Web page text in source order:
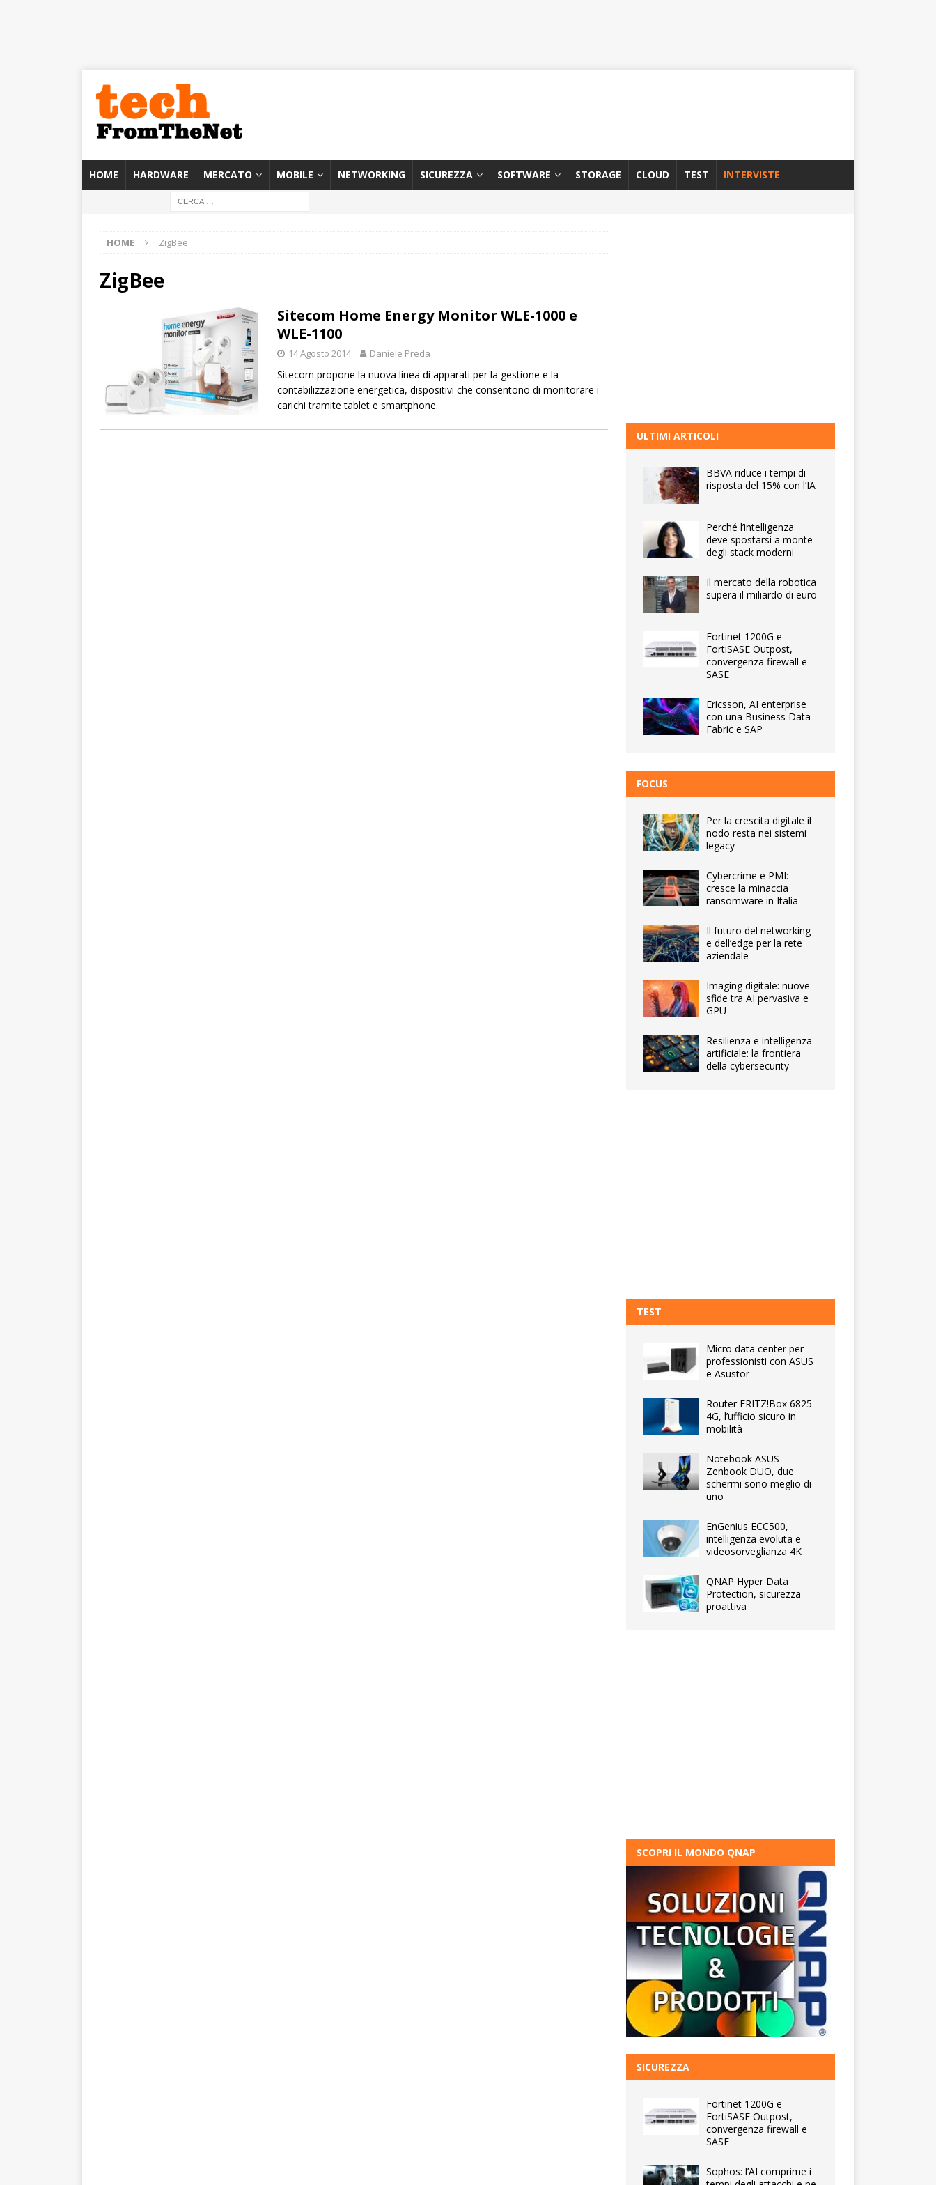
HOME HARDWARE MERCATO MOBILE NETWORKING SICUREZZA SOFTWARE STORAGE CLOUD TEST INTERVISTE
HOME ZigBee
ZigBee
Sitecom Home Energy Monitor WLE-1000 e
WLE-1100
14 Agosto 2014 Daniele Preda
Sitecom propone la nuova linea di apparati per la gestione e la
contabilizzazione energetica, dispositivi che consentono di monitorare i
carichi tramite tablet e smartphone.
ULTIMI ARTICOLI
BBVA riduce i tempi di
risposta del 15% con l’IA
Perché l’intelligenza
deve spostarsi a monte
degli stack moderni
Il mercato della robotica
supera il miliardo di euro
Fortinet 1200G e
FortiSASE Outpost,
convergenza firewall e
SASE
Ericsson, AI enterprise
con una Business Data
Fabric e SAP
FOCUS
Per la crescita digitale il
nodo resta nei sistemi
legacy
Cybercrime e PMI:
cresce la minaccia
ransomware in Italia
Il futuro del networking
e dell’edge per la rete
aziendale
Imaging digitale: nuove
sfide tra AI pervasiva e
GPU
Resilienza e intelligenza
artificiale: la frontiera
della cybersecurity
TEST
Micro data center per
professionisti con ASUS
e Asustor
Router FRITZ!Box 6825
4G, l’ufficio sicuro in
mobilità
Notebook ASUS
Zenbook DUO, due
schermi sono meglio di
uno
EnGenius ECC500,
intelligenza evoluta e
videosorveglianza 4K
QNAP Hyper Data
Protection, sicurezza
proattiva
SCOPRI IL MONDO QNAP
SICUREZZA
Fortinet 1200G e
FortiSASE Outpost,
convergenza firewall e
SASE
Sophos: l’AI comprime i